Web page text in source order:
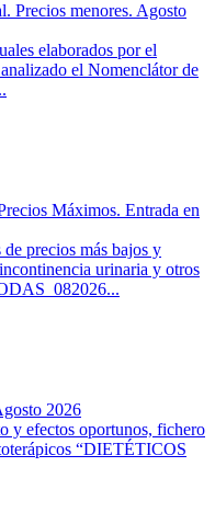
Precios menores. Agosto
elaborados por el
el Nomenclátor de
Máximos. Entrada en
precios más bajos y
urinaria y otros
2026
y efectos oportunos, fichero
“DIETÉTICOS